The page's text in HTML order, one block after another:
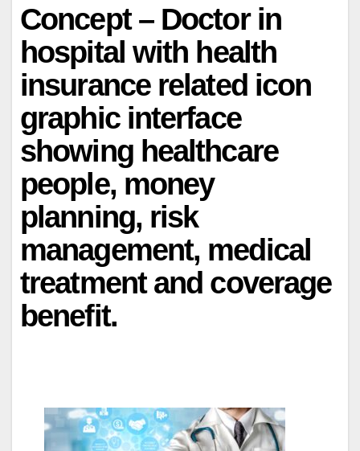
Concept – Doctor in
hospital with health
insurance related icon
graphic interface
showing healthcare
people, money
planning, risk
management, medical
treatment and coverage
benefit.